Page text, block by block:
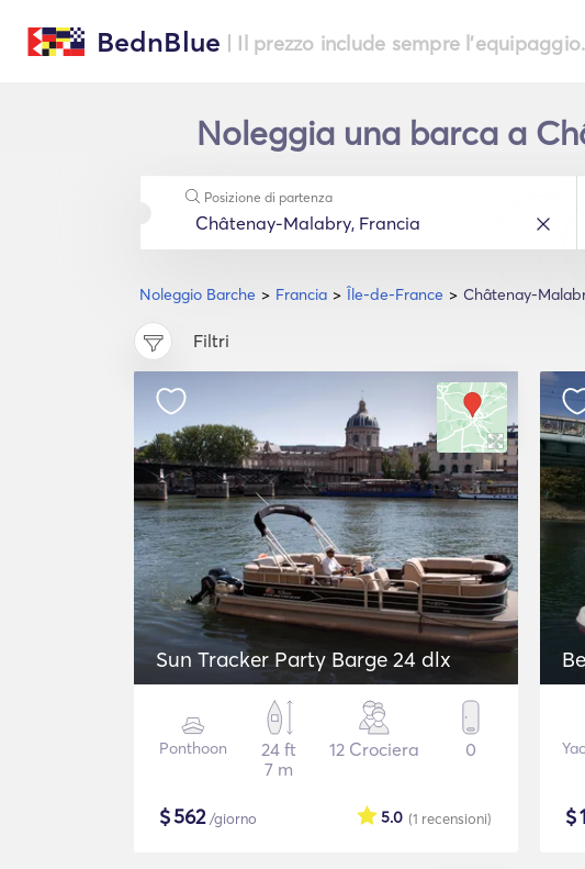
BednBlue | Il prezzo include sempre l'equipaggio.
Noleggia una barca a
Noleggio Barche Francia Île-de-France Châtenay-
Posizione di partenza
Filtri
Sun Tracker Party Barge 24 dlx
Ponthoon
24 ft
7 m
12 Crociera 0
$562/giorno (1 recensioni)
5.0 $